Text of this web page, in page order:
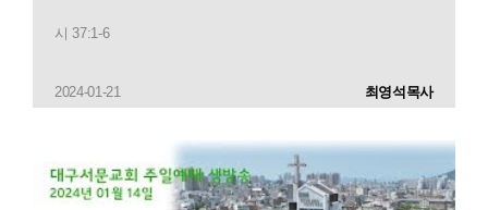
시 37:1-6
2024-01-21 최영석목사